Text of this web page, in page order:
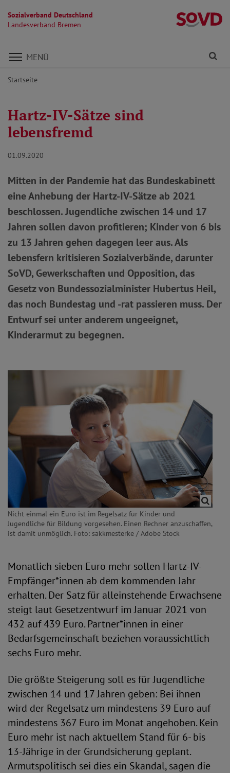
Sozialverband Deutschland
Landesverband Bremen
Direkt zu den Inhalten springen
MENÜ
Startseite
Hartz-IV-Sätze sind
lebensfremd
01.09.2020
Mitten in der Pandemie hat das Bundeskabinett
eine Anhebung der Hartz-IV-Sätze ab 2021
beschlossen. Jugendliche zwischen 14 und 17
Jahren sollen davon profitieren; Kinder von 6 bis
zu 13 Jahren gehen dagegen leer aus. Als
lebensfern kritisieren Sozialverbände, darunter
SoVD, Gewerkschaften und Opposition, das
Gesetz von Bundessozialminister Hubertus Heil,
das noch Bundestag und -rat passieren muss. Der
Entwurf sei unter anderem ungeeignet,
Kinderarmut zu begegnen.
Nicht einmal ein Euro ist im Regelsatz für Kinder und
Jugendliche für Bildung vorgesehen. Einen Rechner anzuschaffen,
ist damit unmöglich. Foto: sakkmesterke / Adobe Stock
Monatlich sieben Euro mehr sollen Hartz-IV-
Empfänger*innen ab dem kommenden Jahr
erhalten. Der Satz für alleinstehende Erwachsene
steigt laut Gesetzentwurf im Januar 2021 von
432 auf 439 Euro. Partner*innen in einer
Bedarfsgemeinschaft beziehen voraussichtlich
sechs Euro mehr.
Die größte Steigerung soll es für Jugendliche
zwischen 14 und 17 Jahren geben: Bei ihnen
wird der Regelsatz um mindestens 39 Euro auf
mindestens 367 Euro im Monat angehoben. Kein
Euro mehr ist nach aktuellem Stand für 6- bis
13-Jährige in der Grundsicherung geplant.
Armutspolitisch sei dies ein Skandal, sagen die